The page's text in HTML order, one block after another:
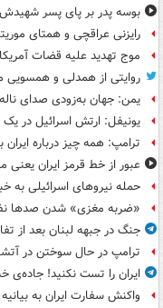
بوسه‌ پدر بر پای پسر شهیدش
رایزنی عراقچی و همتای
موج تهدید علیه قضات
روایتی از همدلی و همسویی
یمن: جهان به‌زودی صدای
یونیفل: ارتش اسرائیل در یک روز ۱۱۳ توپ به جنوب لبنان شلیک
ترامپ: همه چیز درباره
عبور از خط قرمز ایران یعنی
حمله نیروهای اسرائیلی به
«ضربه مغزی» شدن صدها
جنگ در جبهه لبنان بعد از
ترامپ در حال سوختن در
ایران را تست نکنید! جاده‌ی
واکنش سفارت ایران به